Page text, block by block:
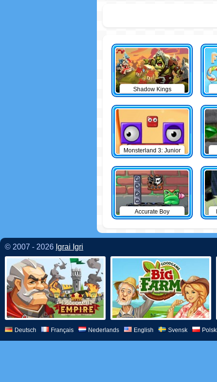
Shadow Kings
Monsterland 3: Junior
Returns
Accurate Boy
© 2007 - 2026 Igrai Igri
Deutsch Français Nederlands English Svensk